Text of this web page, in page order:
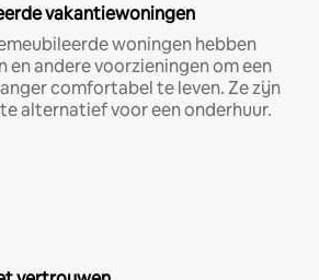
vakantiewoningen
woningen hebben
en andere voorzieningen om een
comfortabel te leven. Ze zijn
alternatief voor een onderhuur.